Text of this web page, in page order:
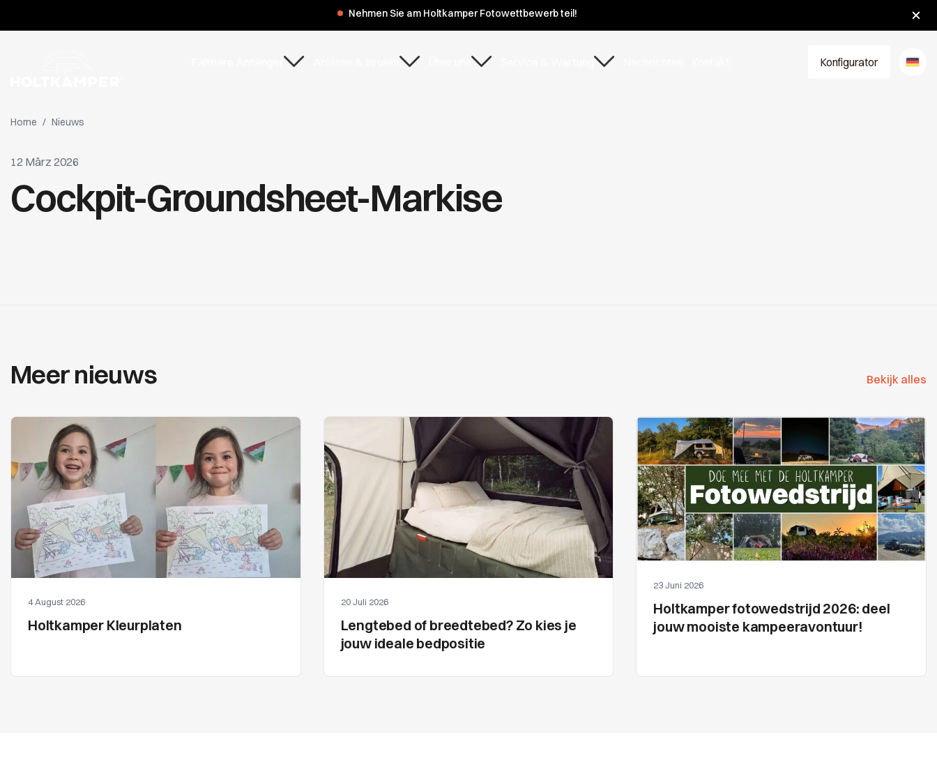
Nehmen Sie am Holtkamper Fotowettbewerb teil!
Konfigurator
Home / Nieuws
12 März 2026
Cockpit-Groundsheet-Markise
Meer nieuws Bekijk alles
4 August 2026
Holtkamper Kleurplaten
20 Juli 2026
Lengtebed of breedtebed? Zo kies je
jouw ideale bedpositie
23 Juni 2026
Holtkamper fotowedstrijd 2026: deel
jouw mooiste kampeeravontuur!